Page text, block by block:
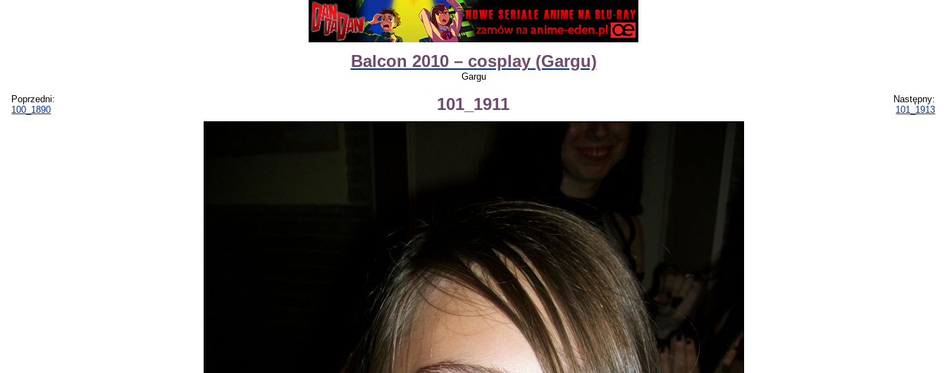
Balcon 2010 – cosplay (Gargu)
Gargu
Poprzedni:
100_1890
101_1911
Następny:
101_1913